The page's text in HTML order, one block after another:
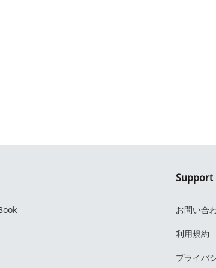
Support
お問い合
利用規約
プライバ